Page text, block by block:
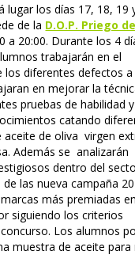
lugar los días 17, 18, 19
de la D.O.P. Priego
a 20:00. Durante los 4
trabajarán en el
los diferentes defectos a
en mejorar la
pruebas de habilidad y
catando
aceite de oliva virgen
Además se analizarán
dentro del
de las nueva campaña
más premiadas en
siguiendo los criterios
Los alumnos
muestra de aceite para